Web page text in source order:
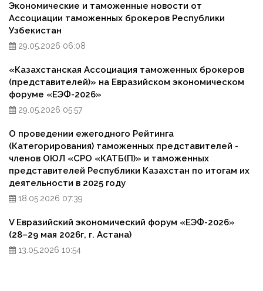
Экономические и таможенные новости от
Ассоциации таможенных брокеров Республики
Узбекистан
29.05.2026 06:08
«Казахстанская Ассоциация таможенных брокеров
(представителей)» на Евразийском экономическом
форуме «ЕЭФ-2026»
29.05.2026 05:57
О проведении ежегодного Рейтинга
(Категорирования) таможенных представителей -
членов ОЮЛ «СРО «КАТБ(П)» и таможенных
представителей Республики Казахстан по итогам их
деятельности в 2025 году
18.05.2026 07:39
V Евразийский экономический форум «ЕЭФ-2026»
(28–29 мая 2026г, г. Астана)
13.05.2026 10:54